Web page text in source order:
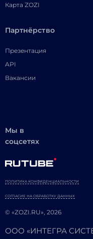
Карта ZOZI
Партнёрство
Презентация
API
Вакансии
Мы в
соцсетях
© «ZOZI.RU», 2026
ПОЛИТИКА КОНФИДЕНЦИАЛЬНОСТИ
СОГЛАСИЕ НА ОБРАБОТКУ ДАННЫХ
ООО «ИНТЕГРА